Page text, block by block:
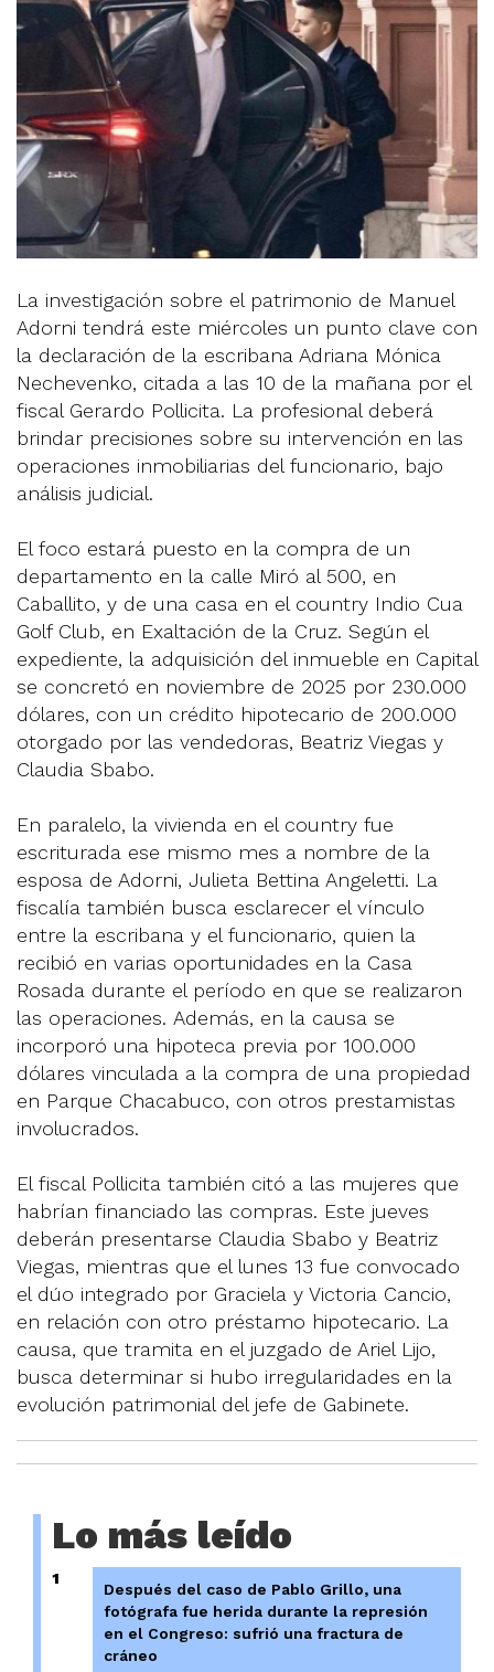
La investigación sobre el patrimonio de Manuel
Adorni tendrá este miércoles un punto clave con
la declaración de la escribana Adriana Mónica
Nechevenko, citada a las 10 de la mañana por el
fiscal Gerardo Pollicita. La profesional deberá
brindar precisiones sobre su intervención en las
operaciones inmobiliarias del funcionario, bajo
análisis judicial.
El foco estará puesto en la compra de un
departamento en la calle Miró al 500, en
Caballito, y de una casa en el country Indio Cua
Golf Club, en Exaltación de la Cruz. Según el
expediente, la adquisición del inmueble en Capital
se concretó en noviembre de 2025 por 230.000
dólares, con un crédito hipotecario de 200.000
otorgado por las vendedoras, Beatriz Viegas y
Claudia Sbabo.
En paralelo, la vivienda en el country fue
escriturada ese mismo mes a nombre de la
esposa de Adorni, Julieta Bettina Angeletti. La
fiscalía también busca esclarecer el vínculo
entre la escribana y el funcionario, quien la
recibió en varias oportunidades en la Casa
Rosada durante el período en que se realizaron
las operaciones. Además, en la causa se
incorporó una hipoteca previa por 100.000
dólares vinculada a la compra de una propiedad
en Parque Chacabuco, con otros prestamistas
involucrados.
El fiscal Pollicita también citó a las mujeres que
habrían financiado las compras. Este jueves
deberán presentarse Claudia Sbabo y Beatriz
Viegas, mientras que el lunes 13 fue convocado
el dúo integrado por Graciela y Victoria Cancio,
en relación con otro préstamo hipotecario. La
causa, que tramita en el juzgado de Ariel Lijo,
busca determinar si hubo irregularidades en la
evolución patrimonial del jefe de Gabinete.
Lo más leído
1
Después del caso de Pablo Grillo, una
fotógrafa fue herida durante la represión
en el Congreso: sufrió una fractura de
cráneo